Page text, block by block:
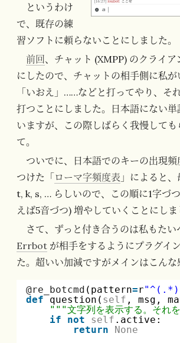
というわけ
で、既存の練
習ソフトに頼らないことにしました。
前回、チャット (XMPP) のクライア
にしたので、チャットの相手側に私が
「いおえ」……などと打ってやり、そ
打つことにしました。日本語にない単
いますが、この際しばらく我慢しても
て。
ついでに、日本語でのキーの出現
つけた「ローマ字頻度表 」によると
t, k, s, … らしいので、この順に1字づ
えば5音づつ) 増やしていくことにしま
さて、ずっと付き合うのは私もたい
Errbot が相手をするようにプラグイ
た。超いい加減ですがメインはこんな
@re_botcmd (pattern=r
def
question( self , msg,
"""文字列を表示する。それ
if
not self .active:
return
None